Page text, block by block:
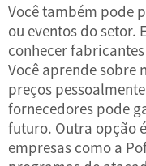
Você também pode
ou eventos do setor.
conhecer
Você aprende sobre
preços
fornecedores pode
futuro. Outra opção
empresas como a